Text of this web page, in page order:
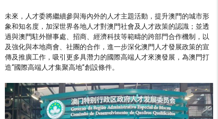
未來，人才委將繼續參與海內外的人才主題活動，提升澳門的城市形
象和知名度，加深世界各地人才對澳門社會及人才政策的認識；並透
過與澳門駐外辦事處、招商、經濟科技等範疇的跨部門合作機制，以
及強化與本地商會、社團的合作，進一步深化澳門人才發展政策的宣
傳及推廣工作，吸引更多具潛力的國際高端人才來澳發展，為澳門打
造“國際高端人才集聚高地”創設條件。